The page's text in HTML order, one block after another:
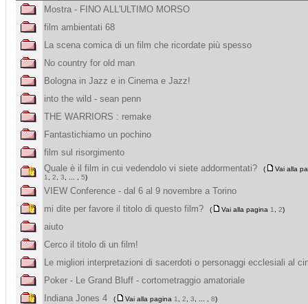
Mostra - FINO ALL'ULTIMO MORSO
film ambientati 68
La scena comica di un film che ricordate più spesso
No country for old man
Bologna in Jazz e in Cinema e Jazz!
into the wild - sean penn
THE WARRIORS : remake
Fantastichiamo un pochino
film sul risorgimento
Quale è il film in cui vedendolo vi siete addormentati?
(
Vai alla
1
2 3 5)
VIEW Conference - dal 6 al 9 novembre a Torino
mi dite per favore il titolo di questo film?
( Vai alla pagina 1 2)
aiuto
Cerco il titolo di un film!
Le migliori interpretazioni di sacerdoti o personaggi ecclesiali al
Poker - Le Grand Bluff - cortometraggio amatoriale
Indiana Jones 4
( Vai alla pagina 1 2 3 8)